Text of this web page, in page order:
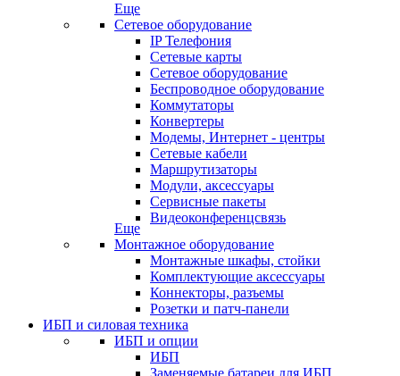
Еще
Сетевое оборудование
IP Телефония
Сетевые карты
Сетевое оборудование
Беспроводное оборудование
Коммутаторы
Конвертеры
Модемы, Интернет - центры
Сетевые кабели
Маршрутизаторы
Модули, аксессуары
Сервисные пакеты
Видеоконференцсвязь
Еще
Монтажное оборудование
Монтажные шкафы, стойки
Комплектующие аксессуары
Коннекторы, разъемы
Розетки и патч-панели
ИБП и силовая техника
ИБП и опции
ИБП
Заменяемые батареи для ИБП